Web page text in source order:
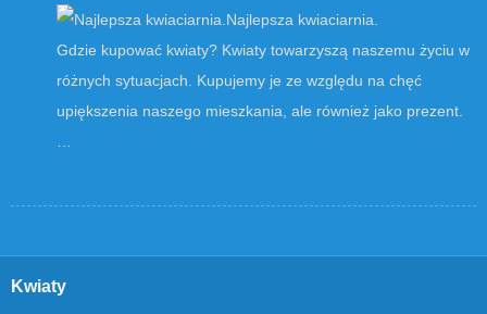
Najlepsza kwiaciarnia.
Gdzie kupować kwiaty? Kwiaty towarzyszą naszemu życiu w
różnych sytuacjach. Kupujemy je ze względu na chęć
upiększenia naszego mieszkania, ale również jako prezent.
…
Kwiaty